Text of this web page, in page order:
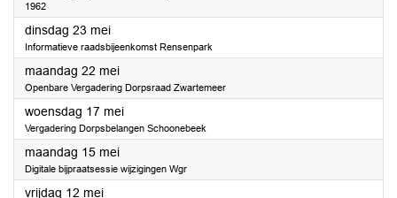
1962
dinsdag 23 mei2023
Informatieve raadsbijeenkomst Rensenpark
maandag 22 mei2023
Openbare Vergadering Dorpsraad Zwartemeer
woensdag 17 mei2023
Vergadering Dorpsbelangen Schoonebeek
maandag 15 mei2023
Digitale bijpraatsessie wijzigingen Wgr
vrijdag 12 mei2023